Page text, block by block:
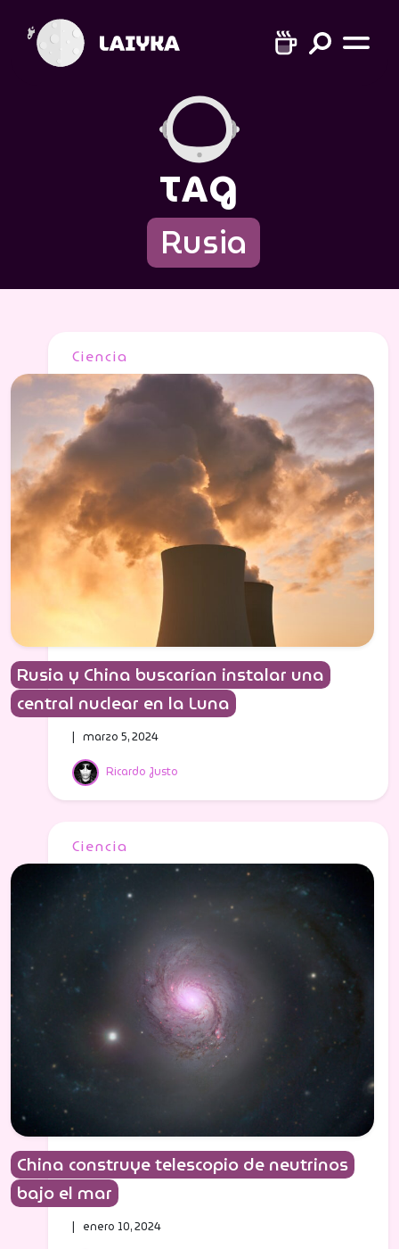
TAG
Rusia
Ciencia
Rusia y China buscarían instalar una
central nuclear en la Luna
Ricardo Justo
| marzo 5, 2024
Ciencia
China construye telescopio de neutrinos
bajo el mar
| enero 10, 2024